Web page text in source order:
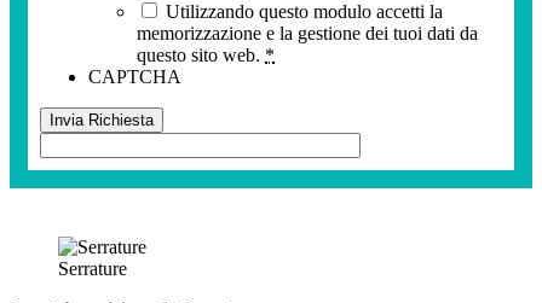
Utilizzando questo modulo accetti la
memorizzazione e la gestione dei tuoi dati da
questo sito web. *
CAPTCHA
Serrature